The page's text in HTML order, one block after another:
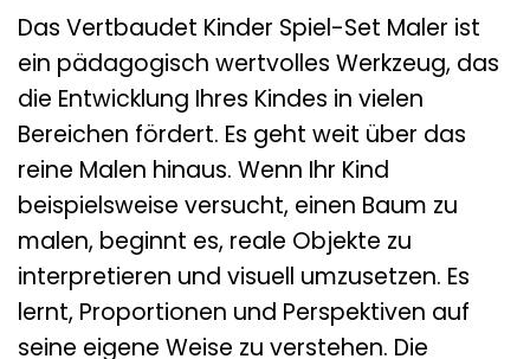
Das Vertbaudet Kinder Spiel-Set Maler ist
ein pädagogisch wertvolles Werkzeug, das
die Entwicklung Ihres Kindes in vielen
Bereichen fördert. Es geht weit über das
reine Malen hinaus. Wenn Ihr Kind
beispielsweise versucht, einen Baum zu
malen, beginnt es, reale Objekte zu
interpretieren und visuell umzusetzen. Es
lernt, Proportionen und Perspektiven auf
seine eigene Weise zu verstehen. Die